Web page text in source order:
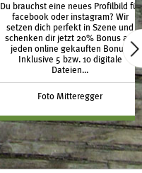
Du brauchst eine neues Profilbild für
facebook oder instagram? Wir
setzen dich perfekt in Szene und
schenken dir jetzt 20% Bonus auf
jeden online gekauften Bonus.
Inklusive 5 bzw. 10 digitale
Dateien...
Foto Mitteregger